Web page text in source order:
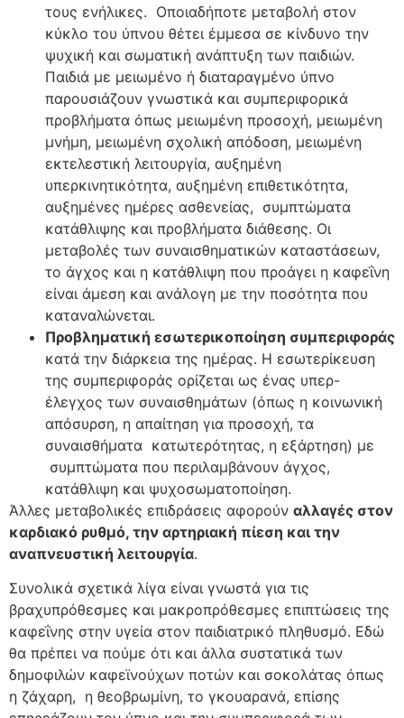
τους ενήλικες. Οποιαδήποτε μεταβολή στον
κύκλο του ύπνου θέτει έμμεσα σε κίνδυνο την
ψυχική και σωματική ανάπτυξη των παιδιών.
Παιδιά με μειωμένο ή διαταραγμένο ύπνο
παρουσιάζουν γνωστικά και συμπεριφορικά
προβλήματα όπως μειωμένη προσοχή, μειωμένη
μνήμη, μειωμένη σχολική απόδοση, μειωμένη
εκτελεστική λειτουργία, αυξημένη
υπερκινητικότητα, αυξημένη επιθετικότητα,
αυξημένες ημέρες ασθενείας, συμπτώματα
κατάθλιψης και προβλήματα διάθεσης. Οι
μεταβολές των συναισθηματικών καταστάσεων,
το άγχος και η κατάθλιψη που προάγει η καφεΐνη
είναι άμεση και ανάλογη με την ποσότητα που
καταναλώνεται.
Προβληματική εσωτερικοποίηση συμπεριφοράς
κατά την διάρκεια της ημέρας. Η εσωτερίκευση
της συμπεριφοράς ορίζεται ως ένας υπερ-
έλεγχος των συναισθημάτων (όπως η κοινωνική
απόσυρση, η απαίτηση για προσοχή, τα
συναισθήματα κατωτερότητας, η εξάρτηση) με
συμπτώματα που περιλαμβάνουν άγχος,
κατάθλιψη και ψυχοσωματοποίηση.
Άλλες μεταβολικές επιδράσεις αφορούν αλλαγές στον
καρδιακό ρυθμό, την αρτηριακή πίεση και την
αναπνευστική λειτουργία.
Συνολικά σχετικά λίγα είναι γνωστά για τις
βραχυπρόθεσμες και μακροπρόθεσμες επιπτώσεις της
καφεΐνης στην υγεία στον παιδιατρικό πληθυσμό. Εδώ
θα πρέπει να πούμε ότι και άλλα συστατικά των
δημοφιλών καφεϊνούχων ποτών και σοκολάτας όπως
η ζάχαρη, η θεοβρωμίνη, το γκουαρανά, επίσης